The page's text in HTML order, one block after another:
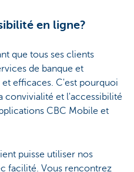
en ligne?
que tous ses clients
de banque et
et efficaces. C'est pourquoi
convivialité et l'accessibilité
CBC Mobile et
puisse utiliser nos
facilité. Vous rencontrez